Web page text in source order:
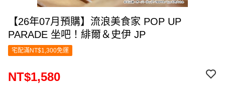
【26年07月預購】流浪美食家 POP UP
PARADE 坐吧！緋爾＆史伊 JP
宅配滿NT$1,300免運
NT$1,580